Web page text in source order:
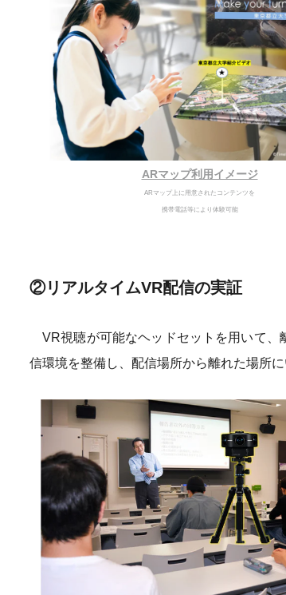
ARマップ利用イメージ
ARマップ上に用意されたコンテンツを
携帯電話等により体験可能
②リアルタイムVR配信の実証
VR視聴が可能なヘッドセットを用いて、
信環境を整備し、配信場所から離れた場所